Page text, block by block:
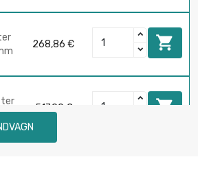
268,86 € 
517,90 € 